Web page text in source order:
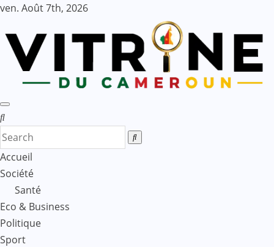
Skip
content
ven. Août 7th, 2026
Accueil
Société
Santé
Eco & Business
Politique
Sport